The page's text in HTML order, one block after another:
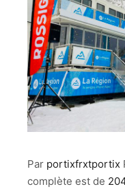
Par portixfrxtportix
complète est de